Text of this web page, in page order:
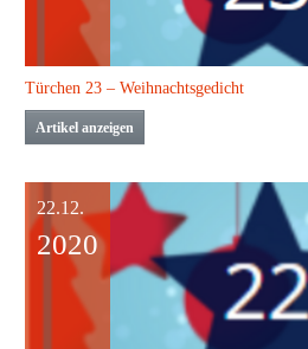
Türchen 23 – Weihnachtsgedicht
Artikel anzeigen
22.12.
2020